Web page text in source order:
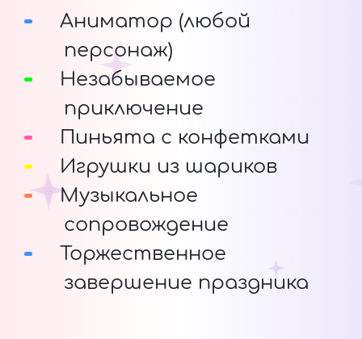
Аниматор (любой
персонаж)
Незабываемое
приключение
Пиньята с конфетками
Игрушки из шариков
Музыкальное
сопровождение
Торжественное
завершение праздника